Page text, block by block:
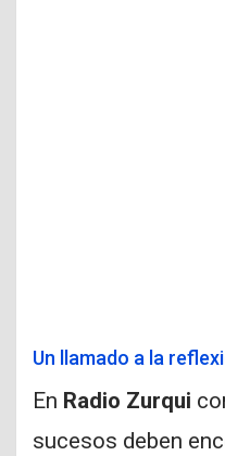
Un llamado a la
En Radio Zurqui
sucesos deben